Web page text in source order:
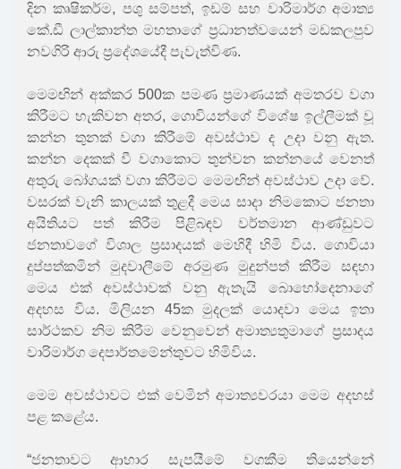
දින කෘෂිකර්ම, පශු සම්පත්, ඉඩම් සහ වාරිමාර්ග අමාත්‍ය
කේ.ඩී ලාල්කාන්ත මහතාගේ ප්‍රධානත්වයෙන් මඩකලපුව
නවගිරි ආරු ප්‍රදේශයේදී පැවැත්විණ.
මෙමඟින් අක්කර 500ක පමණ ප්‍රමාණයක් අමතරව වගා
කිරීමට හැකිවන අතර, ගොවියන්ගේ විශේෂ ඉල්ලීමක් වූ
කන්න තුනක් වගා කිරීමේ අවස්ථාව ද උදා වනු ඇත.
කන්න දෙකක් වී වගාකොට තුන්වන කන්නයේ වෙනත්
අතුරු බෝගයක් වගා කිරීමට මෙමඟින් අවස්ථාව උදා වේ.
වසරක් වැනි කාලයක් තුළදී මෙය සාදා නිමකොට ජනතා
අයිතියට පත් කිරීම පිළිබඳව වර්තමාන ආණ්ඩුවට
ජනතාවගේ විශාල ප්‍රසාදයක් මෙහිදී හිමි විය. ගොවියා
දුප්පත්කමින් මුදවාලීමේ අරමුණ මුදුන්පත් කිරීම සඳහා
මෙය එක් අවස්ථාවක් වනු ඇතැයි බොහෝදෙනාගේ
අදහස විය. මිලියන 45ක මුදලක් යොදවා මෙය ඉතා
සාර්ථකව නිම කිරීම වෙනුවෙන් අමාත්‍යතුමාගේ ප්‍රසාදය
වාරිමාර්ග දෙපාර්තමේන්තුවට හිමිවිය.
මෙම අවස්ථාවට එක් වෙමින් අමාත්‍යවරයා මෙම අදහස්
පළ කළේය.
“ජනතාවට ආහාර සැපයීමේ වගකීම තියෙන්නේ